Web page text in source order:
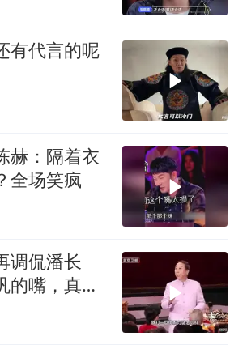
有代言的呢
赫：隔着衣
全场笑疯
调侃潘长
的嘴，真